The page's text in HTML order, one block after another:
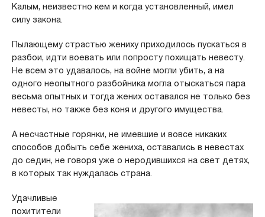
Калым, неизвестно кем и когда установленный, имел
силу закона.
Пылающему страстью жениху приходилось пускаться в
разбои, идти воевать или попросту похищать невесту.
Не всем это удавалось, на войне могли убить, а на
одного неопытного разбойника могла отыскаться пара
весьма опытных и тогда жених оставался не только без
невесты, но также без коня и другого имущества.
А несчастные горянки, не имевшие и вовсе никаких
способов добыть себе жениха, оставались в невестах
до седин, не говоря уже о неродившихся на свет детях,
в которых так нуждалась страна.
Удачливые
похитители